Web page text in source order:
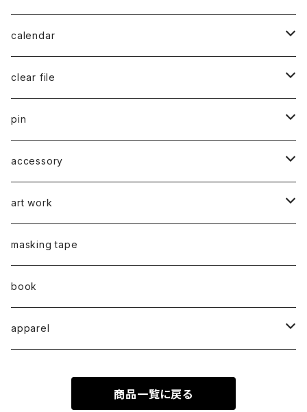
series 02
千葉真弘
川淵美帆
馬渕祐輝
牧野亮介
series 01
蛯子陽太
web限定
series 03
all complete
蛯子陽太
series 04
乾 夏樹
蛯子 陽太
calendar
2019
typeB
2020
CASUAL 横タイプ
CLASSIC 縦タイプ
2021
CLASSIC
CASUAL
2022
VERTICAL -ヴァーティカル-
Horizon -ホライゾン-
2023
VERTICAL - ヴァーティカル -
Horizon - ホライゾン -
2024
Vertical - ヴァーティカル -縦型
clear file
series 02
all complete
series 04
pin
series 01
蛯子陽太
後藤裕貴
accessory
弓山諒
ピアス
イヤリング
牧野亮介
ピアス
イヤリング
西川雄野
イヤリング
art work
蛯子陽太
猫 - cat -
犬 - dog -
白石貴喜
清尾あかり
masking tape
book
apparel
商品一覧に戻る